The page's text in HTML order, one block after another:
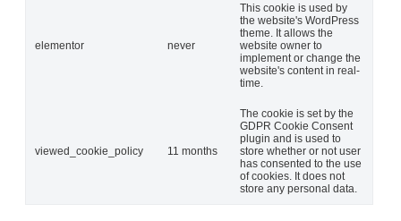
elementor never
This cookie is used by
the website's WordPress
theme. It allows the
website owner to
implement or change the
website's content in real-
time.
viewed_cookie_policy 11 months
The cookie is set by the
GDPR Cookie Consent
plugin and is used to
store whether or not user
has consented to the use
of cookies. It does not
store any personal data.